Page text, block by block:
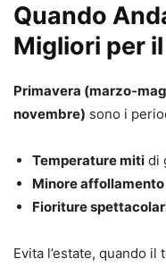
Quando
Migliori per
Primavera (marzo-
novembre) sono i
Temperature miti di
Minore affollamento
Fioriture
Evita l’estate, quando